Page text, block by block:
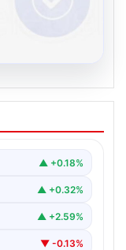
Seviyeli
▲ +0.18%
▲ +0.32%
▲ +2.59%
▼ -0.13%